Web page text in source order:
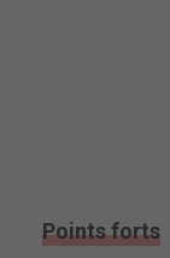
Points forts